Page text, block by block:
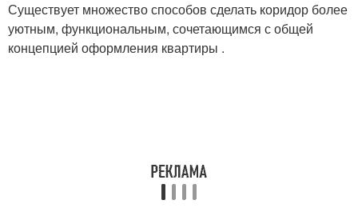
Существует множество способов сделать коридор более
уютным, функциональным, сочетающимся с общей
концепцией оформления квартиры .